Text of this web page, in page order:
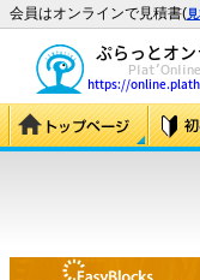
会員はオンラインで見積書(